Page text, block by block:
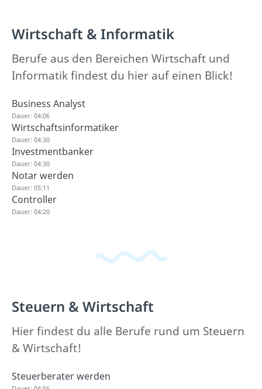
Wirtschaft & Informatik
Berufe aus den Bereichen Wirtschaft und
Informatik findest du hier auf einen Blick!
Business Analyst
Dauer: 04:06
Wirtschaftsinformatiker
Dauer: 04:30
Investmentbanker
Dauer: 04:30
Notar werden
Dauer: 05:11
Controller
Dauer: 04:20
Steuern & Wirtschaft
Hier findest du alle Berufe rund um Steuern
& Wirtschaft!
Steuerberater werden